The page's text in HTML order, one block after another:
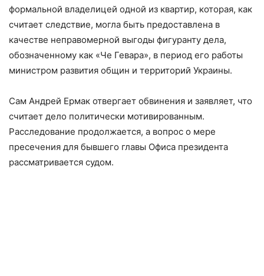
формальной владелицей одной из квартир, которая, как
считает следствие, могла быть предоставлена в
качестве неправомерной выгоды фигуранту дела,
обозначенному как «Че Гевара», в период его работы
министром развития общин и территорий Украины.
Сам Андрей Ермак отвергает обвинения и заявляет, что
считает дело политически мотивированным.
Расследование продолжается, а вопрос о мере
пресечения для бывшего главы Офиса президента
рассматривается судом.